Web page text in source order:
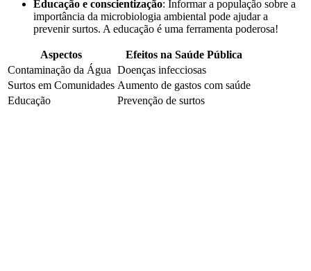
Educação e conscientização: Informar a população sobre a
importância da microbiologia ambiental pode ajudar a
prevenir surtos. A educação é uma ferramenta poderosa!
Aspectos
Efeitos na Saúde Pública
Contaminação da Água Doenças infecciosas
Surtos em Comunidades Aumento de gastos com saúde
Educação
Prevenção de surtos